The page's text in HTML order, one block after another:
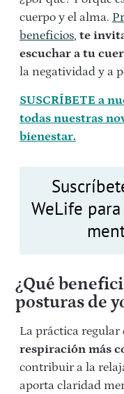
cuerpo y el alma.
beneficios, te
escuchar a tu
la negatividad y a
SUSCRÍBETE a
todas nuestras
bienestar.
WeLife
¿Qué
posturas de
La práctica regular
respiración más
contribuir a la
aporta claridad